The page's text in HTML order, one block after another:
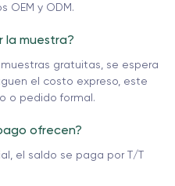
OEM y ODM.
la muestra?
gratuitas, se espera
el costo expreso, este
o pedido formal.
ofrecen?
el saldo se paga por T/T